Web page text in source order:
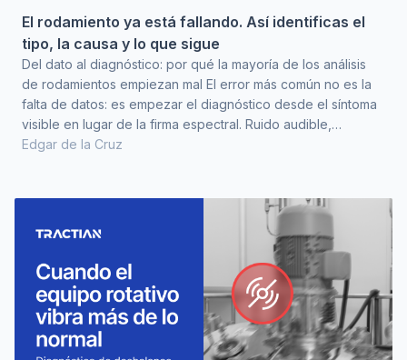
El rodamiento ya está fallando. Así identificas el
tipo, la causa y lo que sigue
Del dato al diagnóstico: por qué la mayoría de los análisis
de rodamientos empiezan mal El error más común no es la
falta de datos: es empezar el diagnóstico desde el síntoma
visible en lugar de la firma espectral. Ruido audible,
temperatura elevada o vibración global alta son puntos de
avanzada. El margen de decisión se reduce y lo que pudo
ser un reemplazo programado se convierte e
Edgar de la Cruz